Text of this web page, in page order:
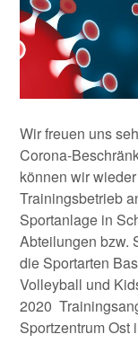
Wir freuen uns
Corona-
können wir
Trainingsbetrieb
Sportanlage in
Abteilungen bzw.
die Sportarten
Volleyball und
2020
Sportzentrum Ost